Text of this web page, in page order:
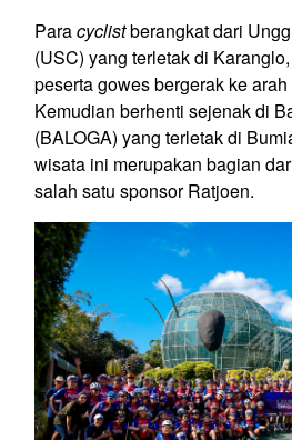
Paracyclistberangkat dari
(USC) yang terletak di
peserta gowes bergerak ke
Kemudian berhenti sejenak di
(BALOGA) yang terletak di
wisata ini merupakan bagian
salah satu sponsor Ratjoen.